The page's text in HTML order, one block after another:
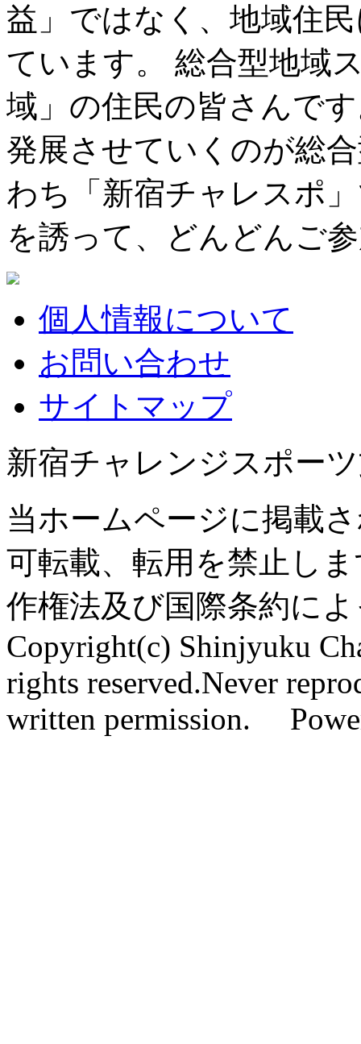
益」ではなく、地域住
ています。 総合型地域
域」の住民の皆さんで
発展させていくのが総
わち「新宿チャレスポ
を誘って、どんどんご
個人情報について
お問い合わせ
サイトマップ
新宿チャレンジスポー
当ホームページに掲載
可転載、転用を禁止し
作権法及び国際条約に
Copyright(c) Shinjyuku
rights reserved.Never
written permission.